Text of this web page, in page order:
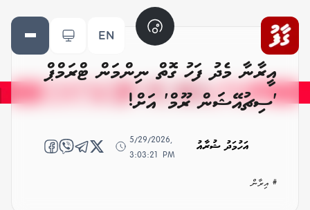
EN
އީރާނާ މެދު ފަހު ގޮތް ނިންމަން ޓްރަމްޕް
'ސިޗުއޭޝަން ރޫމް' އަށް!
އަހުމަދު ޝުރާއު
5/29/2026,
3:03:21 PM
# އިރާން